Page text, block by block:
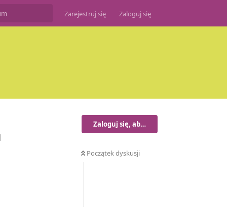
Zarejestruj się Zaloguj się
Zaloguj się, aby odpisać
Początek dyskusji